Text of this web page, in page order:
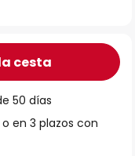
cesta
50 días
en 3 plazos con